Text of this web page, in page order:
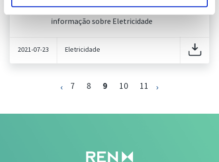
Publicação com periodicidade semanal, com
informação sobre Eletricidade
2021-07-23 Eletricidade
7 8 9 10 11